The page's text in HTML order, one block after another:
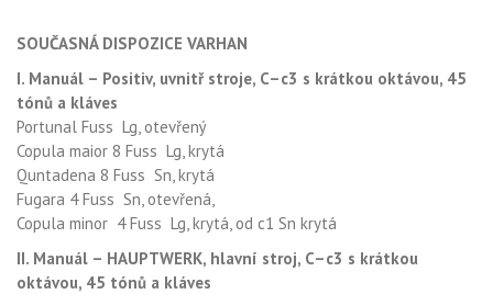
SOUČASNÁ DISPOZICE VARHAN
I. Manuál – Positiv, uvnitř stroje, C–c3 s krátkou oktávou, 45
tónů a kláves
Portunal Fuss Lg, otevřený
Copula maior 8 Fuss Lg, krytá
Quntadena 8 Fuss Sn, krytá
Fugara 4 Fuss Sn, otevřená,
Copula minor 4 Fuss Lg, krytá, od c1 Sn krytá
II. Manuál – HAUPTWERK, hlavní stroj, C–c3 s krátkou
oktávou, 45 tónů a kláves